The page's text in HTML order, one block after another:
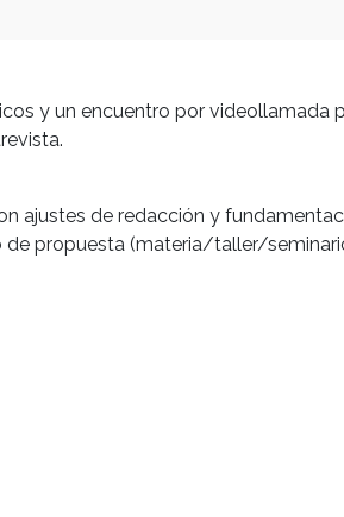
y un encuentro por videollamada
ajustes de redacción y
propuesta (materia/taller/